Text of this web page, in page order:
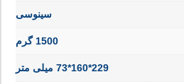
سینوسی
1500 گرم
229*160*73 میلی متر